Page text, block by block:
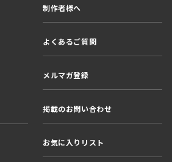
制作者様へ
よくあるご質問
メルマガ登録
掲載のお問い合わせ
お気に入りリスト